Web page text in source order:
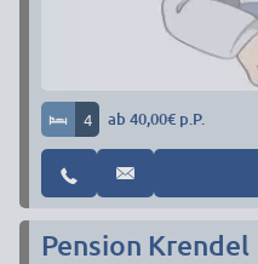
4 ab 40,00€ p.P.
Pension Krendel